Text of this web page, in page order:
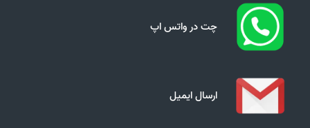
چت در واتس اپ
ارسال ایمیل